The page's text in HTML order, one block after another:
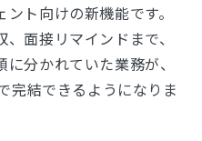
ト向けの新機能です。
面接リマインドまで、
分かれていた業務が、
完結できるようになりま